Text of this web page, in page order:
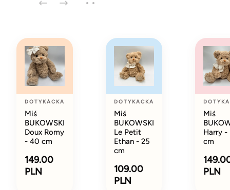
DOTYKACKA
Miś
BUKOWSKI
Doux Romy
- 40 cm
149.00
PLN
DOTYKACKA
Miś
BUKOWSKI
Le Petit
Ethan - 25
cm
109.00
PLN
Miś
Harry -
cm
PLN